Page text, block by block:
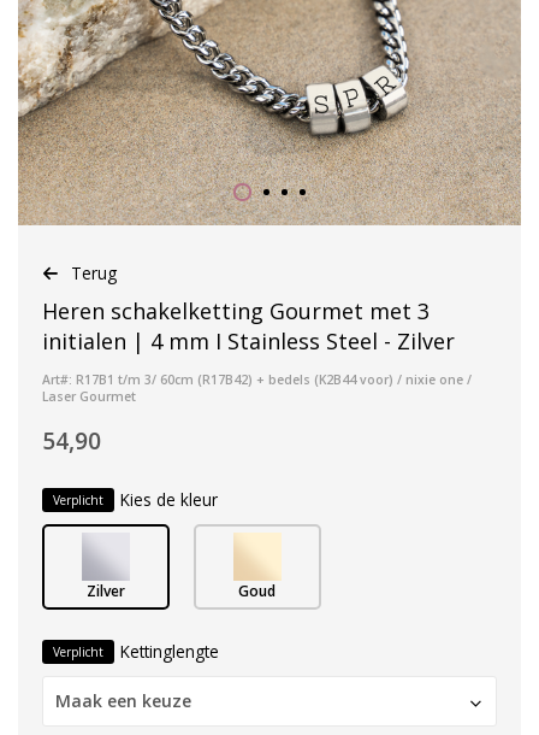
Terug
Heren schakelketting Gourmet met 3
initialen | 4 mm I Stainless Steel - Zilver
Art#: R17B1 t/m 3/ 60cm (R17B42) + bedels (K2B44 voor) / nixie one /
Laser Gourmet
54,90
Verplicht Kies de kleur
Zilver Goud
Verplicht Kettinglengte
Maak een keuze